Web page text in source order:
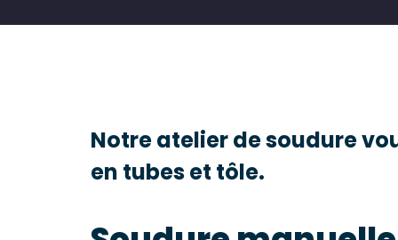
Notre atelier de soudure
en tubes et tôle.